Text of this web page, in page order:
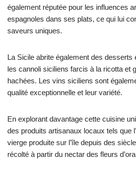
également réputée pour les influences
espagnoles dans ses plats, ce qui lui
saveurs uniques.
La Sicile abrite également des desserts
les cannoli siciliens farcis à la ricotta et
hachées. Les vins siciliens sont
qualité exceptionnelle et leur variété.
En explorant davantage cette cuisine
des produits artisanaux locaux tels que
vierge produite sur l’île depuis des
récolté à partir du nectar des fleurs